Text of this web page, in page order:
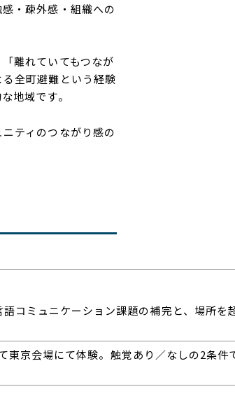
・疎外感・組織への
離れていてもつなが
全町避難という経験
地域です。
ティのつながり感の
コミュニケーション課題の補完と、場所を
東京会場にて体験。触覚あり／なしの2条件